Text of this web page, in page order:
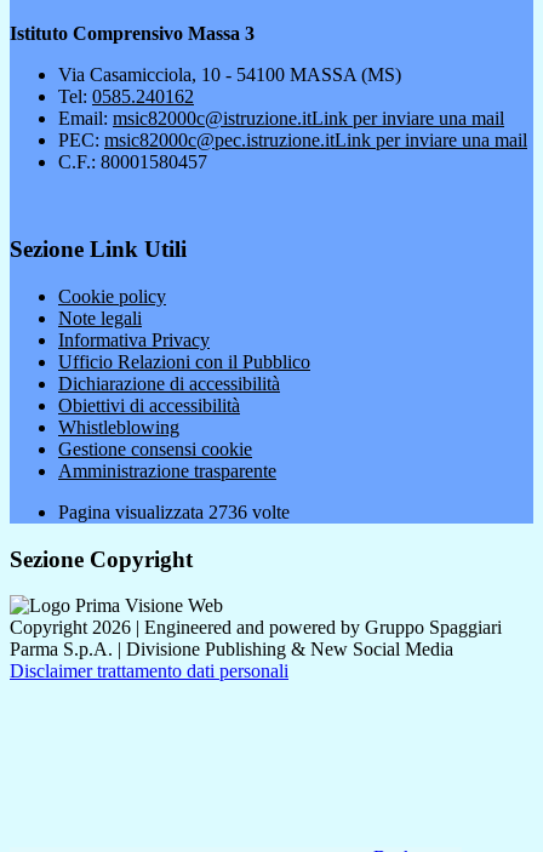
Istituto Comprensivo Massa 3
Via Casamicciola, 10 - 54100 MASSA (MS)
Tel: 0585.240162
Email: msic82000c@istruzione.itLink per inviare una mail
PEC: msic82000c@pec.istruzione.itLink per inviare una mail
C.F.: 80001580457
Sezione Link Utili
Cookie policy
Note legali
Informativa Privacy
Ufficio Relazioni con il Pubblico
Dichiarazione di accessibilità
Obiettivi di accessibilità
Whistleblowing
Gestione consensi cookie
Amministrazione trasparente
Pagina visualizzata 2736 volte
Sezione Copyright
Copyright 2026 | Engineered and powered by Gruppo Spaggiari
Parma S.p.A. | Divisione Publishing & New Social Media
Disclaimer trattamento dati personali